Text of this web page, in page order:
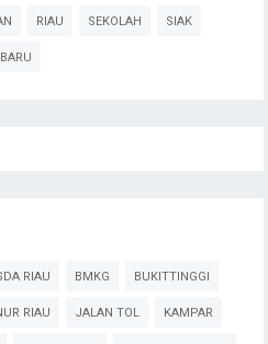
RIAU SEKOLAH SIAK
RIAU BMKG BUKITTINGGI
RIAU JALAN TOL KAMPAR